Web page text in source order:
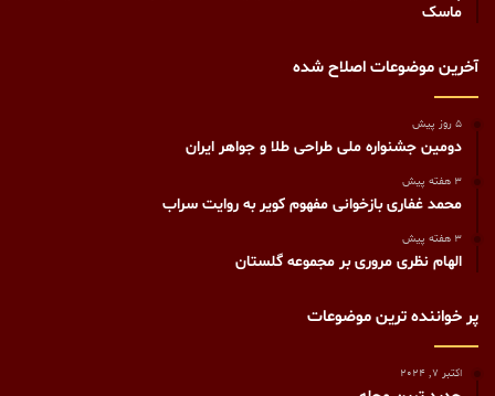
ماسک
آخرین موضوعات اصلاح شده
5 روز پیش
دومین جشنواره ملی طراحی طلا و جواهر ایران
3 هفته پیش
محمد غفاری بازخوانی مفهوم کویر به روایت سراب
3 هفته پیش
الهام نظری مروری بر مجموعه گلستان
پر خواننده ترین موضوعات
اکتبر 7, 2024